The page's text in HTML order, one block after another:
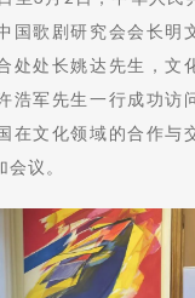
国歌剧研究会会长明
处处长姚达先生，文
浩军先生一行成功访
在文化领域的合作与
议。